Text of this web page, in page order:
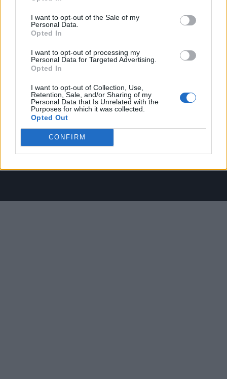
I want to opt-out of the Sale of my
Personal Data.
Opted In
I want to opt-out of processing my
Personal Data for Targeted Advertising.
Opted In
I want to opt-out of Collection, Use,
Retention, Sale, and/or Sharing of my
Personal Data that Is Unrelated with the
Purposes for which it was collected.
Opted Out
CONFIRM
VAI ALLA VERSIONE CLASSICA
Alcune foto (screenshot) ed articoli presenti su "Juventus Magazine" sono in parte giunti
da internet, in quanto arrivati alla nostra attenzione attraverso regolari comunicati
stampa con immagini e testi allegati ed autorizzati alla pubblicazione, e quindi valutati
di pubblico dominio. Se i soggetti o gli autori avessero qualcosa in contrario alla
pubblicazione, non avranno che da segnalarlo alla redazione (indirizzo email:
redazione@napolimagazine.com
"Juventus Magazine" non è una testata giornalistica, ma un sito di informazione di